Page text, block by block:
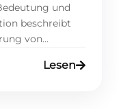
und
beschreibt
von
ist es, eine
Lesen